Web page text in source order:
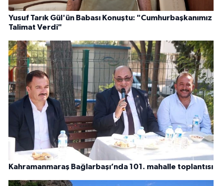
Yusuf Tarık Gül'ün Babası Konuştu: "Cumhurbaşkanımız
Talimat Verdi"
Kahramanmaraş Bağlarbaşı’nda 101. mahalle toplantısı